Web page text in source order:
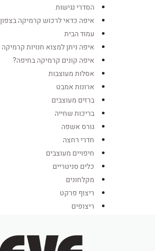
הסדרי נגישות
איפה כדאי לרכוש קרמיקה
עמוד הבית
איפה ניתן למצוא חנויות
איפה קונים קרמיקה בחיפה?
אסלות מעוצבות
ארונות אמבט
ברזים מעוצבים
בריכות שחייה
גורס אשפה
חדרי רחצה
חיפויים מעוצבים
כלים סניטריים
מקלחונים
ריצוף פרקט
ריצופים